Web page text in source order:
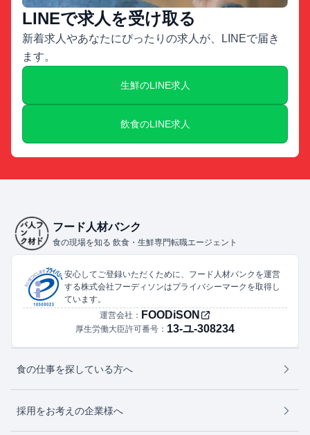
LINEで求人を受け取る
新着求人やあなたにぴったりの求人が、LINEで届き
ます。
生鮮のLINE求人
飲食のLINE求人
フード人材バンク
食の現場を知る 飲食・生鮮専門転職エージェント
安心してご登録いただくために、フード人材バンクを運営
する株式会社フーディソンはプライバシーマークを取得し
ています。
運営会社： FOODiSON
厚生労働大臣許可番号： 13-ユ-308234
食の仕事を探している方へ
採用をお考えの企業様へ